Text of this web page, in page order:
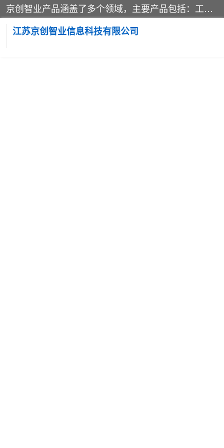
京创智业产品涵盖了多个领域，主要产品包括：工业4.0生产线解决方案，智慧物流综合实训室，教学设备与实验室建设，虚拟仿真实验室等。公司将秉持“创新、执着、诚信、共赢”的理念，以“将服务当作使命”为核心价值观，致力于为客户创造价值，与客户、合作伙伴和员工共同成长。
江苏京创智业信息科技有限公司